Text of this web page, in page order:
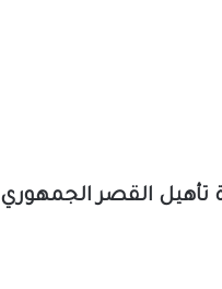
تأهيل القصر الجمهوري